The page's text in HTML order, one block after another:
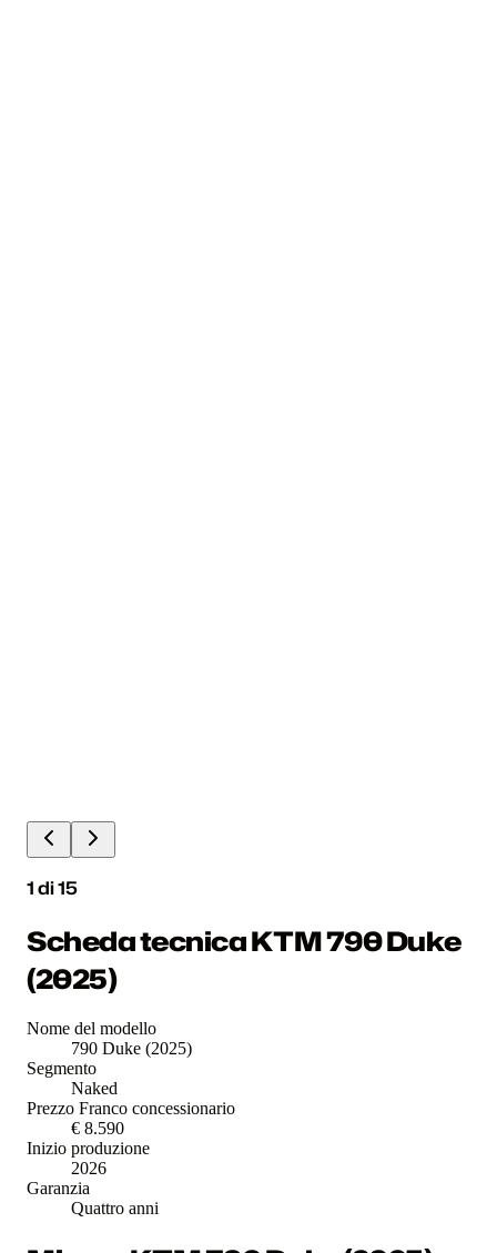
1di15
Scheda tecnica KTM 790 Duke
(2025)
Nome del modello
790 Duke (2025)
Segmento
Naked
Prezzo Franco concessionario
€ 8.590
Inizio produzione
2026
Garanzia
Quattro anni